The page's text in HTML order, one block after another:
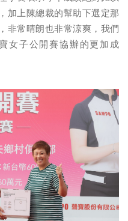
加上陳總裁的幫助下選定那
非常晴朗也非常涼爽，我們
女子公開賽協辦的更加成